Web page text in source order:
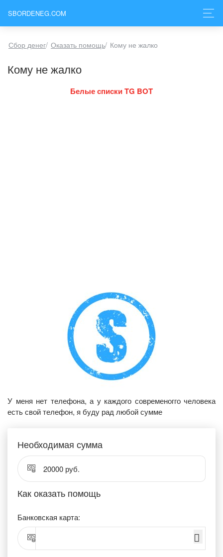
SBORDENEG.COM
Сбор денег/ Оказать помощь/ Кому не жалко
Кому не жалко
Белые списки TG BOT
У меня нет телефона, а у каждого современогго человека
есть свой телефон, я буду рад любой сумме
Необходимая сумма
20000 руб.
Как оказать помощь
Банковская карта: